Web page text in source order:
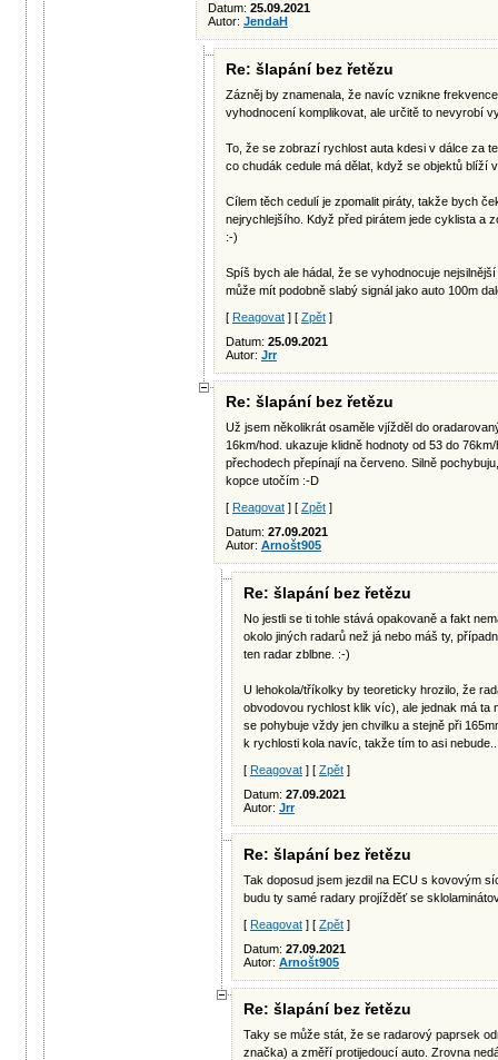
Datum: 25.09.2021
Autor: JendaH
Re: šlapání bez řetězu
Zázněj by znamenala, že navíc vznikne
vyhodnocení komplikovat, ale určitě to nevyrobí
To, že se zobrazí rychlost auta kdesi v dálce za
co chudák cedule má dělat, když se objektů blíží
Cílem těch cedulí je zpomalit piráty, takže bych
nejrychlejšího. Když před pirátem jede cyklista a
:-)
Spíš bych ale hádal, že se vyhodnocuje
může mít podobně slabý signál jako auto 100m
[ Reagovat ] [ Zpět ]
Datum: 25.09.2021
Autor: Jrr
Re: šlapání bez řetězu
Už jsem několikrát osaměle vjížděl do
16km/hod. ukazuje klidně hodnoty od 53 do
přechodech přepínají na červeno. Silně
kopce utočím :-D
[ Reagovat ] [ Zpět ]
Datum: 27.09.2021
Autor: Arnošt905
Re: šlapání bez řetězu
No jestli se ti tohle stává opakovaně a fakt
okolo jiných radarů než já nebo máš ty,
ten radar zblbne. :-)
U lehokola/tříkolky by teoreticky hrozilo, že
obvodovou rychlost klik víc), ale jednak má ta
se pohybuje vždy jen chvilku a stejně při
k rychlosti kola navíc, takže tím to asi
[ Reagovat ] [ Zpět ]
Datum: 27.09.2021
Autor: Jrr
Re: šlapání bez řetězu
Tak doposud jsem jezdil na ECU s kovovým
budu ty samé radary projížděť se
[ Reagovat ] [ Zpět ]
Datum: 27.09.2021
Autor: Arnošt905
Re: šlapání bez řetězu
Taky se může stát, že se radarový paprsek
značka) a změří protijedoucí auto. Zrovna